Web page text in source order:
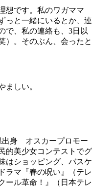
想です。私のワガママ
っと一緒にいるとか、連
で、私の連絡も、3日以
）。そのぶん、会ったと
ましい。
身 オスカープロモー
的美少女コンテストでグ
はショッピング、バスケ
ラマ『春の呪い』（テレ
ール革命！』（日本テレ